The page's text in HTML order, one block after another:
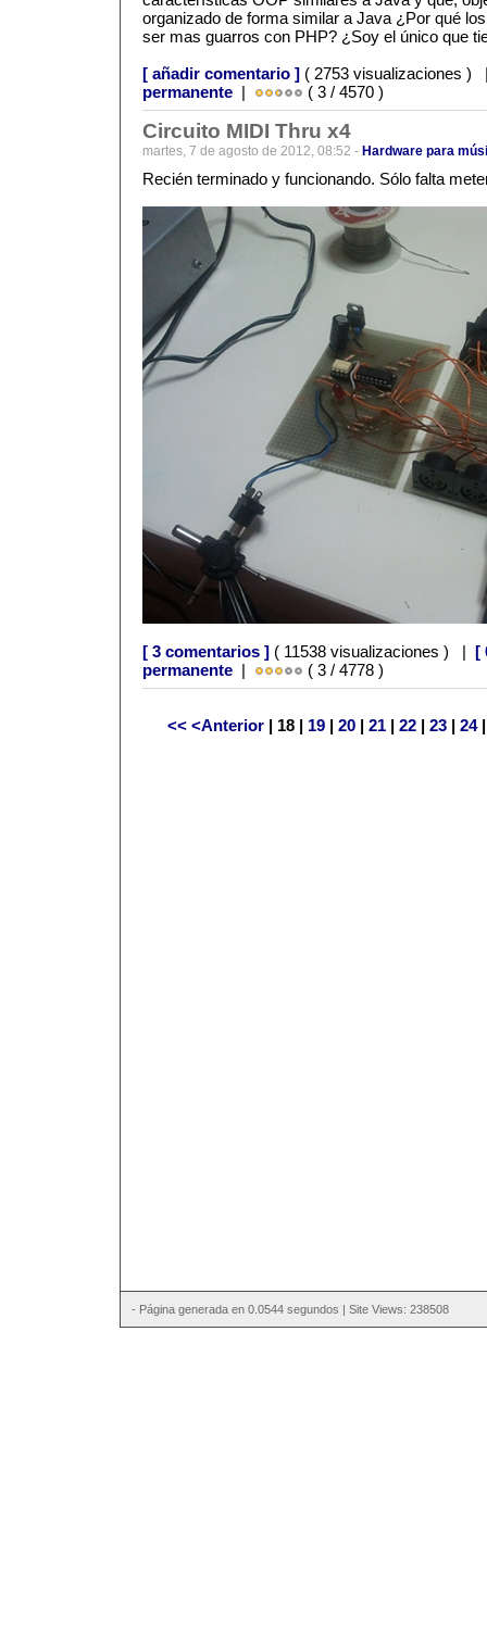
organizado de forma similar a Java ¿Por qué
ser mas guarros con PHP? ¿Soy el único que
[ añadir comentario ] ( 2753 visualizaciones
permanente | ( 3 / 4570 )
Circuito MIDI Thru x4
martes, 7 de agosto de 2012, 08:52 - Hardware para
Recién terminado y funcionando. Sólo falta
[ 3 comentarios ] ( 11538 visualizaciones ) | [
permanente | ( 3 / 4778 )
<< <Anterior | 18 | 19 | 20 | 21 | 22 | 23 | 24
- Página generada en 0.0544 segundos | Site Views: 238508